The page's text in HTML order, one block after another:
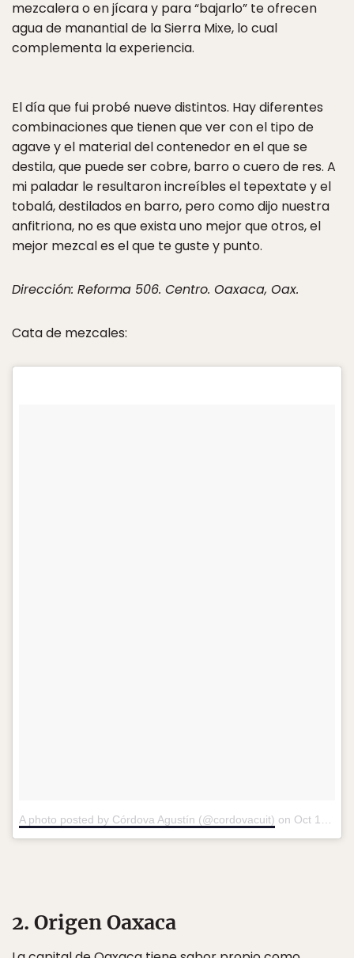
mezcalera o en jícara y para “bajarlo” te ofrecen
agua de manantial de la Sierra Mixe, lo cual
complementa la experiencia.
El día que fui probé nueve distintos. Hay diferentes
combinaciones que tienen que ver con el tipo de
agave y el material del contenedor en el que se
destila, que puede ser cobre, barro o cuero de res. A
mi paladar le resultaron increíbles el tepextate y el
tobalá, destilados en barro, pero como dijo nuestra
anfitriona, no es que exista uno mejor que otros, el
mejor mezcal es el que te guste y punto.
Dirección: Reforma 506. Centro. Oaxaca, Oax.
Cata de mezcales:
A photo posted by Córdova Agustín (@cordovacuit) on Oct 19, 2016 at 6:55pm PDT
2. Origen Oaxaca